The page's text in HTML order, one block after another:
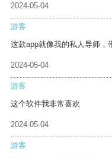
2024-05-04
游客
这款app就像我的私人导师，
2024-05-04
游客
这个软件我非常喜欢
2024-05-04
游客